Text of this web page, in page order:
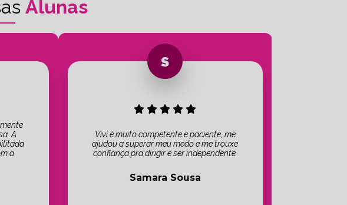
Alunas
A
a
Vivi é muito competente e paciente, me
ajudou a superar meu medo e me trouxe
confiança pra dirigir e ser independente.
Samara Sousa